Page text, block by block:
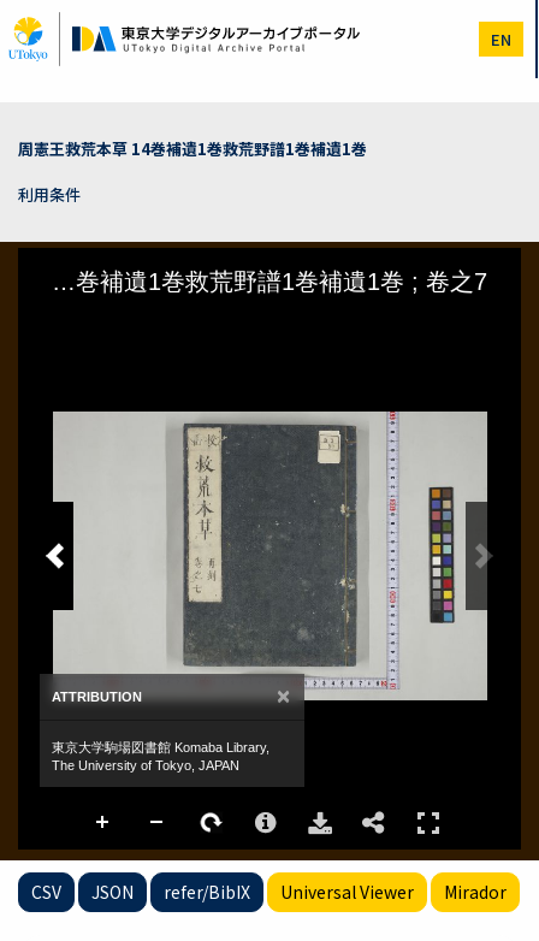
イ
ン
EN
周憲王救荒本草 14巻補遺1巻救荒野譜1巻補遺1巻
利用条件
CSV JSON refer/BibIX Universal Viewer Mirador